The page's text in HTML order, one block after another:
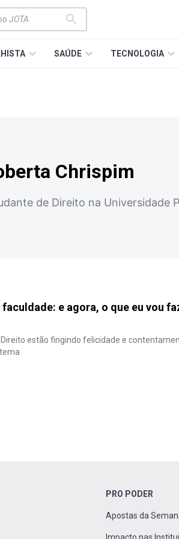
SAÚDE TECNOLOGIA
Chrispim
de Direito na Universidade
e agora, o que eu vou
estão fingindo felicidade e
PRO PODER
Apostas da